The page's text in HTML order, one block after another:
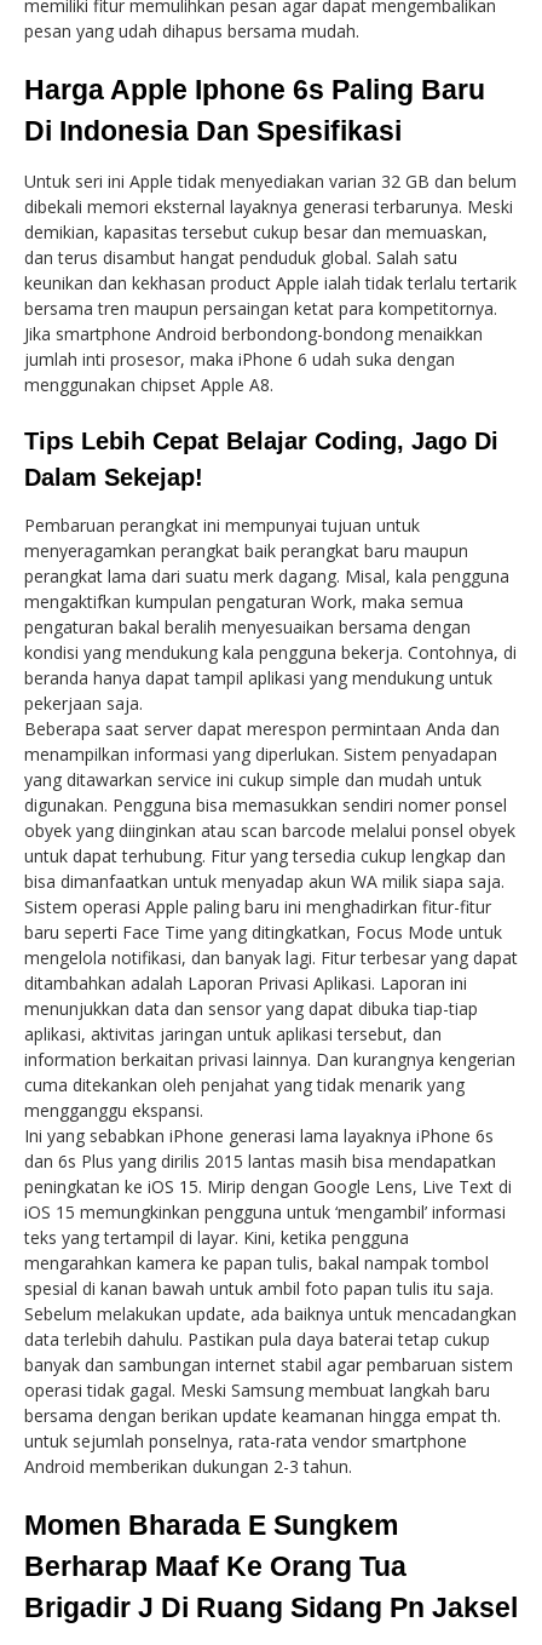
memiliki fitur memulihkan pesan agar dapat mengembalikan
pesan yang udah dihapus bersama mudah.
Harga Apple Iphone 6s Paling Baru
Di Indonesia Dan Spesifikasi
Untuk seri ini Apple tidak menyediakan varian 32 GB dan belum
dibekali memori eksternal layaknya generasi terbarunya. Meski
demikian, kapasitas tersebut cukup besar dan memuaskan,
dan terus disambut hangat penduduk global. Salah satu
keunikan dan kekhasan product Apple ialah tidak terlalu tertarik
bersama tren maupun persaingan ketat para kompetitornya.
Jika smartphone Android berbondong-bondong menaikkan
jumlah inti prosesor, maka iPhone 6 udah suka dengan
menggunakan chipset Apple A8.
Tips Lebih Cepat Belajar Coding, Jago Di
Dalam Sekejap!
Pembaruan perangkat ini mempunyai tujuan untuk
menyeragamkan perangkat baik perangkat baru maupun
perangkat lama dari suatu merk dagang. Misal, kala pengguna
mengaktifkan kumpulan pengaturan Work, maka semua
pengaturan bakal beralih menyesuaikan bersama dengan
kondisi yang mendukung kala pengguna bekerja. Contohnya, di
beranda hanya dapat tampil aplikasi yang mendukung untuk
pekerjaan saja.
Beberapa saat server dapat merespon permintaan Anda dan
menampilkan informasi yang diperlukan. Sistem penyadapan
yang ditawarkan service ini cukup simple dan mudah untuk
digunakan. Pengguna bisa memasukkan sendiri nomer ponsel
obyek yang diinginkan atau scan barcode melalui ponsel obyek
untuk dapat terhubung. Fitur yang tersedia cukup lengkap dan
bisa dimanfaatkan untuk menyadap akun WA milik siapa saja.
Sistem operasi Apple paling baru ini menghadirkan fitur-fitur
baru seperti Face Time yang ditingkatkan, Focus Mode untuk
mengelola notifikasi, dan banyak lagi. Fitur terbesar yang dapat
ditambahkan adalah Laporan Privasi Aplikasi. Laporan ini
menunjukkan data dan sensor yang dapat dibuka tiap-tiap
aplikasi, aktivitas jaringan untuk aplikasi tersebut, dan
information berkaitan privasi lainnya. Dan kurangnya kengerian
cuma ditekankan oleh penjahat yang tidak menarik yang
mengganggu ekspansi.
Ini yang sebabkan iPhone generasi lama layaknya iPhone 6s
dan 6s Plus yang dirilis 2015 lantas masih bisa mendapatkan
peningkatan ke iOS 15. Mirip dengan Google Lens, Live Text di
iOS 15 memungkinkan pengguna untuk ‘mengambil’ informasi
teks yang tertampil di layar. Kini, ketika pengguna
mengarahkan kamera ke papan tulis, bakal nampak tombol
spesial di kanan bawah untuk ambil foto papan tulis itu saja.
Sebelum melakukan update, ada baiknya untuk mencadangkan
data terlebih dahulu. Pastikan pula daya baterai tetap cukup
banyak dan sambungan internet stabil agar pembaruan sistem
operasi tidak gagal. Meski Samsung membuat langkah baru
bersama dengan berikan update keamanan hingga empat th.
untuk sejumlah ponselnya, rata-rata vendor smartphone
Android memberikan dukungan 2-3 tahun.
Momen Bharada E Sungkem
Berharap Maaf Ke Orang Tua
Brigadir J Di Ruang Sidang Pn Jaksel